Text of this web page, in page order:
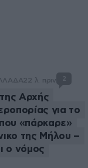
22 λ. πριν 2
Αρχής
για το
«πάρκαρε»
της Μήλου –
ο νόμος